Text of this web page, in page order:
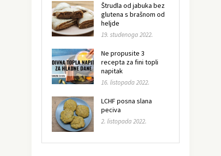
Štrudla od jabuka bez
glutena s brašnom od
heljde
19. studenoga 2022.
Ne propusite 3
recepta za fini topli
napitak
16. listopada 2022.
LCHF posna slana
peciva
2. listopada 2022.